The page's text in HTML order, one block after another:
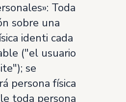
Toda
sobre una
identi cada
("el usuario
se
persona física
toda persona